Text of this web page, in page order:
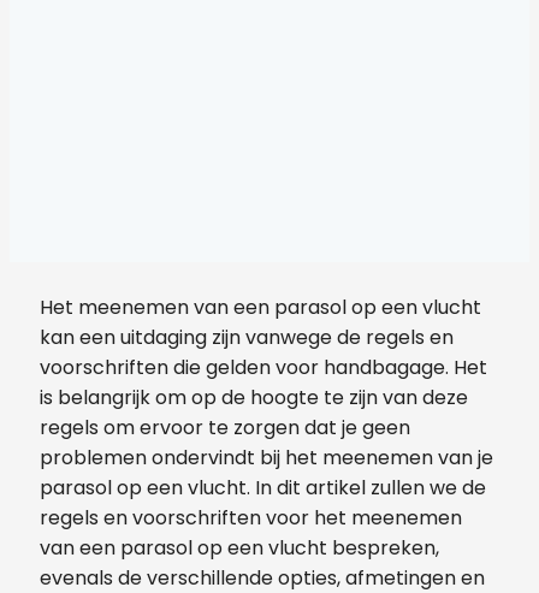
Het meenemen van een parasol op een vlucht
kan een uitdaging zijn vanwege de regels en
voorschriften die gelden voor handbagage. Het
is belangrijk om op de hoogte te zijn van deze
regels om ervoor te zorgen dat je geen
problemen ondervindt bij het meenemen van je
parasol op een vlucht. In dit artikel zullen we de
regels en voorschriften voor het meenemen
van een parasol op een vlucht bespreken,
evenals de verschillende opties, afmetingen en